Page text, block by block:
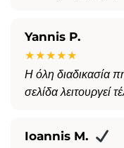
Yannis P.
★★★★★
Η όλη διαδικασία
σελίδα λειτουργεί
Ioannis M.